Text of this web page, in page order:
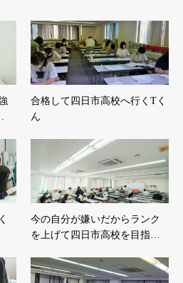
合格して四日市高校へ行くTく
ん
今の自分が嫌いだからランク
を上げて四日市高校を目指…